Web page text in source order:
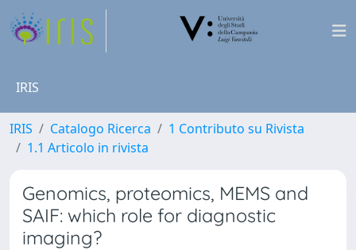
IRIS
IRIS Catalogo Ricerca
1 Contributo su Rivista
1.1 Articolo in rivista
Genomics, proteomics, MEMS and
SAIF: which role for diagnostic
imaging?